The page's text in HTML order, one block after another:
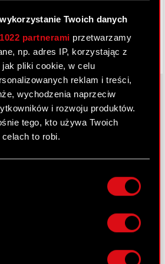
Twoich danych
partnerami przetwarzamy
np. adres IP, korzystając z
pliki cookie, w celu
reklam i treści,
wychodzenia naprzeciw
i rozwoju produktów.
tego, kto używa Twoich
to robi.
z dokładnością nawet
Twoje urządzenie, aktywnie
je zbiory